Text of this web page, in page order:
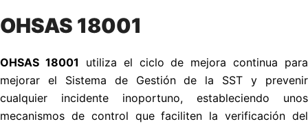
OHSAS 18001
OHSAS 18001 utiliza el ciclo de mejora continua para
mejorar el Sistema de Gestión de la SST y prevenir
cualquier incidente inoportuno, estableciendo unos
mecanismos de control que faciliten la verificación del